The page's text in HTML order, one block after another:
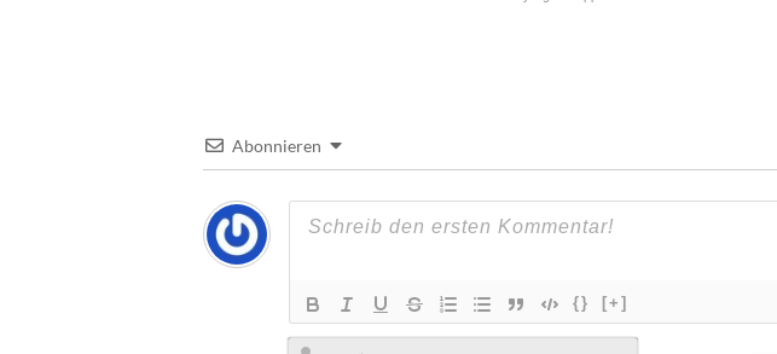
Abonnieren
{} [+]